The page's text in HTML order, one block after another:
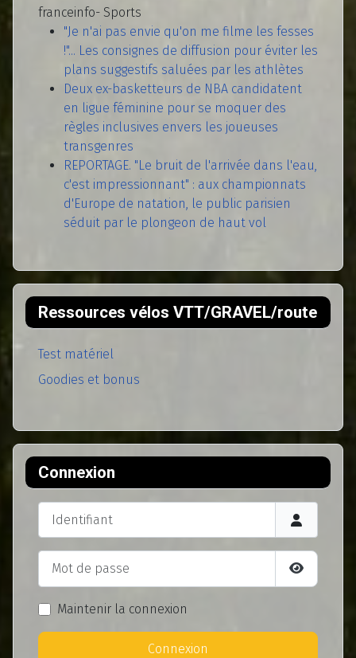
franceinfo- Sports
"Je n'ai pas envie qu'on me filme les fesses
!"... Les consignes de diffusion pour éviter les
plans suggestifs saluées par les athlètes
Deux ex-basketteurs de NBA candidatent
en ligue féminine pour se moquer des
règles inclusives envers les joueuses
transgenres
REPORTAGE. "Le bruit de l'arrivée dans l'eau,
c'est impressionnant" : aux championnats
d'Europe de natation, le public parisien
séduit par le plongeon de haut vol
Ressources vélos VTT/GRAVEL/route
Test matériel
Goodies et bonus
Connexion
Identifiant
Mot de passe
Afficher
Maintenir la connexion
Connexion